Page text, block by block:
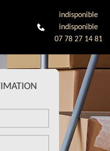
indisponible
indisponible
07 78 27 14 81